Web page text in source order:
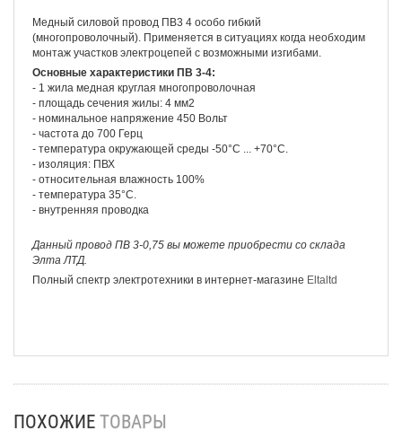
Медный силовой провод ПВ3 4 особо гибкий
(многопроволочный). Применяется в ситуациях когда необходим
монтаж участков электроцепей с возможными изгибами.
Основные характеристики ПВ 3-4:
- 1 жила медная круглая многопроволочная
- площадь сечения жилы: 4 мм2
- номинальное напряжение 450 Вольт
- частота до 700 Герц
- температура окружающей среды -50°С ... +70°С.
- изоляция: ПВХ
- относительная влажность 100%
- температура 35°С.
- внутренняя проводка
Данный провод ПВ 3-0,75 вы можете приобрести со склада
Элта ЛТД.
Полный спектр электротехники в интернет-магазине Eltaltd
ПОХОЖИЕ ТОВАРЫ